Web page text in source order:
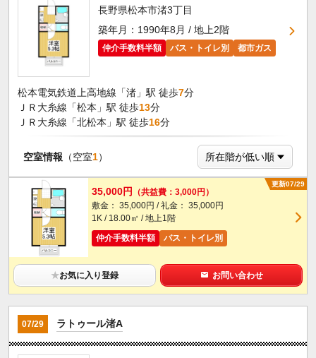
長野県松本市渚3丁目
築年月：1990年8月 / 地上2階
仲介手数料半額 バス・トイレ別 都市ガス
松本電気鉄道上高地線「渚」駅 徒歩7分
ＪＲ大糸線「松本」駅 徒歩13分
ＪＲ大糸線「北松本」駅 徒歩16分
空室情報 （空室1）
更新07/29
35,000円
（共益費：3,000円）
敷金： 35,000円 / 礼金： 35,000円
1K / 18.00㎡ / 地上1階
仲介手数料半額
バス・トイレ別
★お気に入り登録 お問い合わせ
07/29 ラトゥール渚A